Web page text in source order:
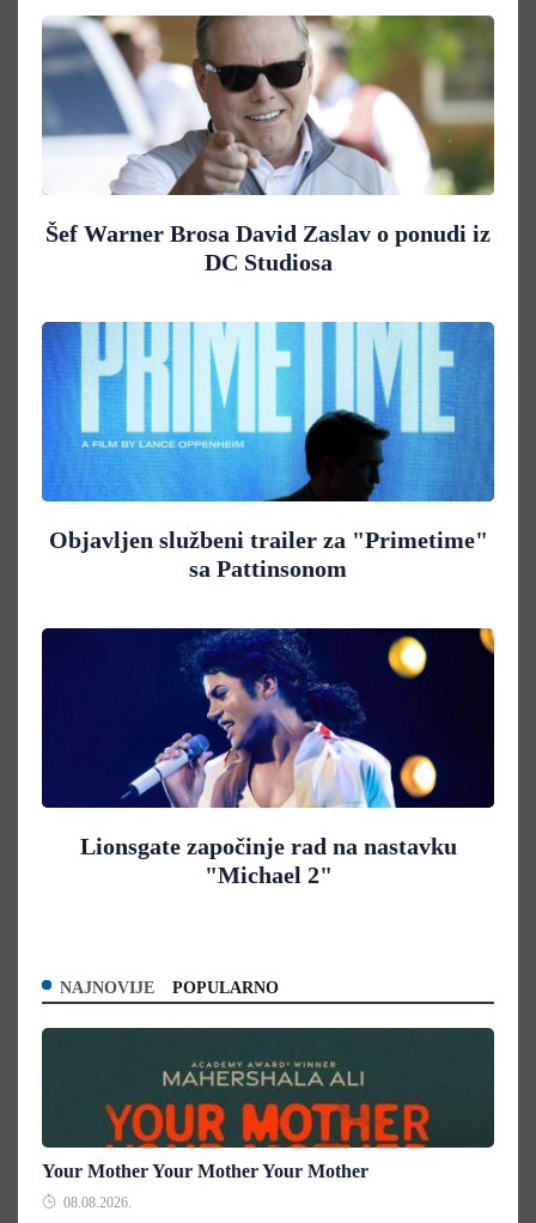
Šef Warner Brosa David Zaslav o ponudi iz
DC Studiosa
Objavljen službeni trailer za "Primetime"
sa Pattinsonom
Lionsgate započinje rad na nastavku
"Michael 2"
NAJNOVIJE POPULARNO
Your Mother Your Mother Your Mother
08.08.2026.